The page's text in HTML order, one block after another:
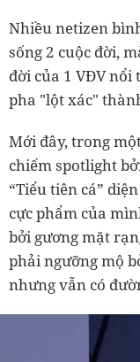
Nhiều netizen
sống 2 cuộc đời,
đời của 1 VĐV nổi
pha "lột xác"
Mới đây, trong
chiếm spotlight
“Tiểu tiên cá”
cực phẩm của
bởi gương mặt
phải ngưỡng mộ
nhưng vẫn có